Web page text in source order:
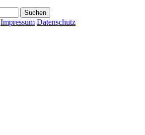
Suchen
Impressum Datenschutz